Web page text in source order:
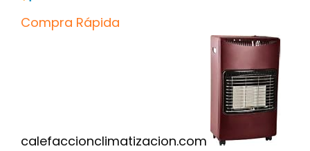
Compra Rápida
calefaccionclimatizacion.com